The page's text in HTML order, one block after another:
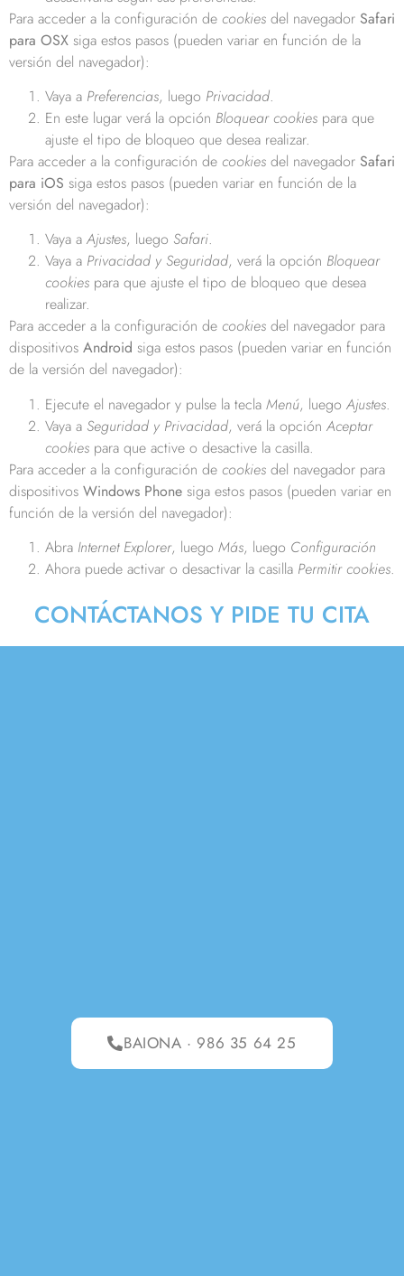
Para acceder a la configuración de cookies del navegador Safari
para OSX siga estos pasos (pueden variar en función de la
versión del navegador):
Vaya a Preferencias, luego Privacidad.
En este lugar verá la opción Bloquear cookies para que
ajuste el tipo de bloqueo que desea realizar.
Para acceder a la configuración de cookies del navegador Safari
para iOS siga estos pasos (pueden variar en función de la
versión del navegador):
Vaya a Ajustes, luego Safari.
Vaya a Privacidad y Seguridad, verá la opción Bloquear
cookies para que ajuste el tipo de bloqueo que desea
realizar.
Para acceder a la configuración de cookies del navegador para
dispositivos Android siga estos pasos (pueden variar en función
de la versión del navegador):
Ejecute el navegador y pulse la tecla Menú, luego Ajustes.
Vaya a Seguridad y Privacidad, verá la opción Aceptar
cookies para que active o desactive la casilla.
Para acceder a la configuración de cookies del navegador para
dispositivos Windows Phone siga estos pasos (pueden variar en
función de la versión del navegador):
Abra Internet Explorer, luego Más, luego Configuración
Ahora puede activar o desactivar la casilla Permitir cookies.
CONTÁCTANOS Y PIDE TU CITA
BAIONA · 986 35 64 25